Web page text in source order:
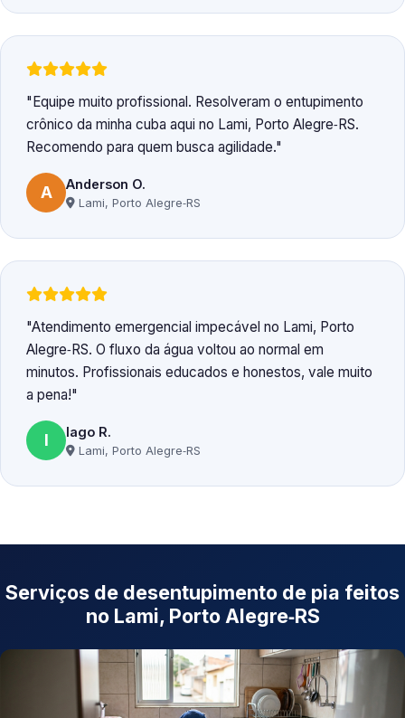
Equipe muito profissional. Resolveram o entupimento
crônico da minha cuba aqui no Lami, Porto Alegre‑RS.
Recomendo para quem busca agilidade.
A Anderson O.
Lami, Porto Alegre‑RS
Atendimento emergencial impecável no Lami, Porto
Alegre‑RS. O fluxo da água voltou ao normal em
minutos. Profissionais educados e honestos, vale muito
a pena!
I Iago R.
Lami, Porto Alegre‑RS
Serviços de desentupimento de pia feitos
no Lami, Porto Alegre‑RS